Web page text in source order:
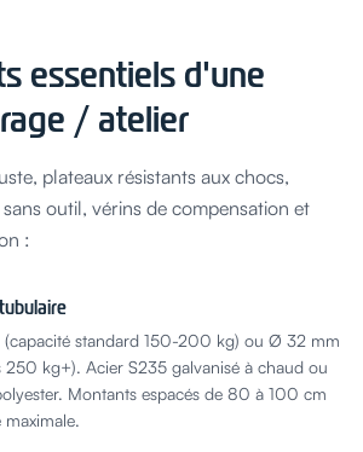
essentiels d'une
/ atelier
plateaux résistants aux chocs,
outil, vérins de compensation et
:
standard 150-200 kg) ou Ø 32 mm
250 kg+). Acier S235 galvanisé à chaud ou
Montants espacés de 80 à 100 cm